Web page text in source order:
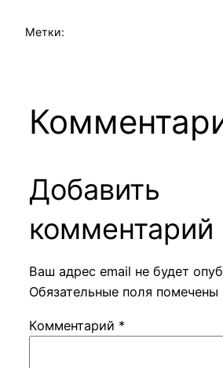
Метки:
Добавить
комментарий
Ваш адрес email не будет
Обязательные поля помечены
Комментарий *